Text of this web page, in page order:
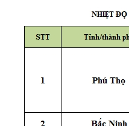
Tình yêu - Gia đình